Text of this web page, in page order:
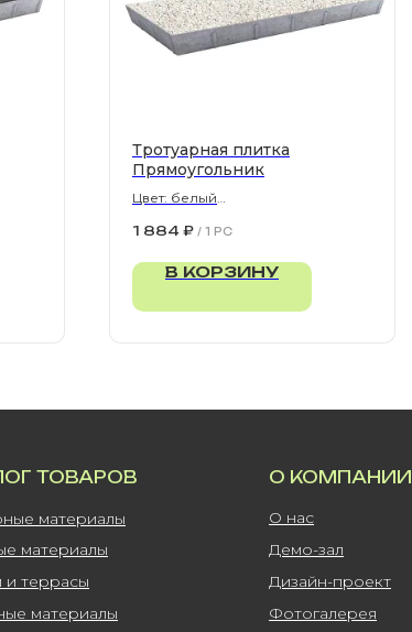
Тротуарная плитка
Прямоугольник
Цвет: белый
1 884 ₽ / 1 PC
В КОРЗИНУ
ТОВАРОВ
материалы
О КОМПАНИИ
О нас
Фотогалерея
Дизайн-проект
материалы
и террасы
материалы Демо-зал